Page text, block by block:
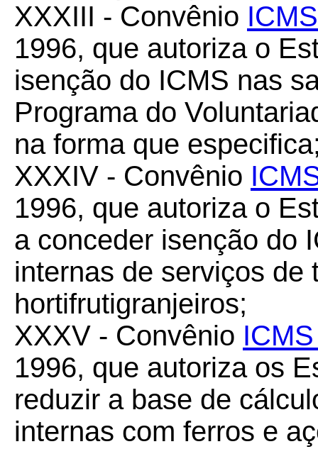
XXXIII - Convênio
1996, que autoriza o
isenção do ICMS nas
Programa do
na forma que
XXXIV - Convênio
1996, que autoriza o
a conceder isenção do
internas de serviços de
hortifrutigranjeiros;
XXXV - Convênio
1996, que autoriza os
reduzir a base de
internas com ferros e